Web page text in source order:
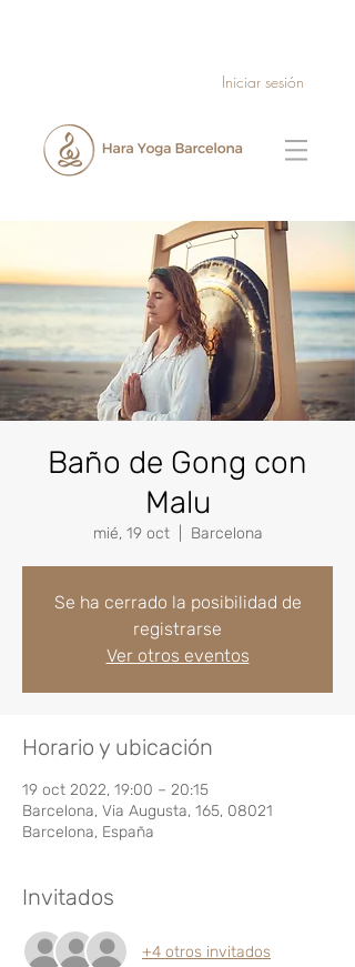
Iniciar sesión
Baño de Gong con
Malu
mié, 19 oct
  |
Barcelona
Se ha cerrado la posibilidad de
registrarse
Ver otros eventos
Horario y ubicación
19 oct 2022, 19:00 – 20:15
Barcelona, Via Augusta, 165, 08021
Barcelona, España
Invitados
+4 otros invitados